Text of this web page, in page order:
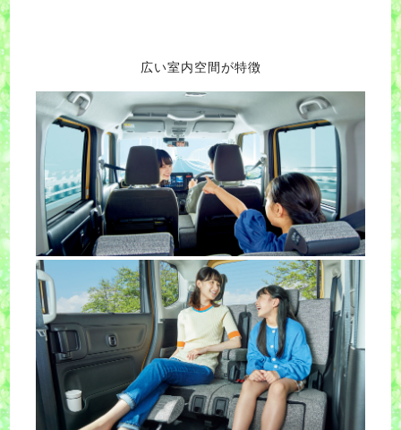
広い室内空間が特徴